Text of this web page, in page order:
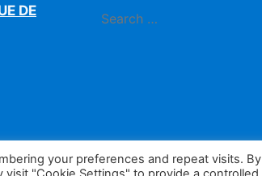
DE
your preferences and repeat visits. By